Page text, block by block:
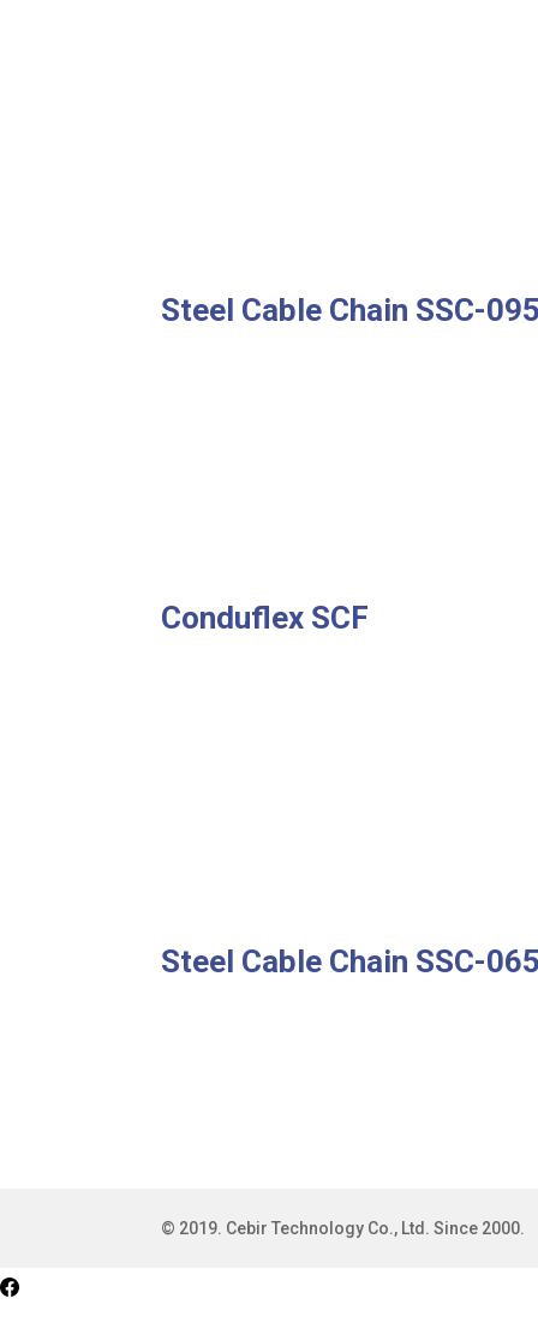
Steel Cable Chain SSC-
Conduflex SCF
Steel Cable Chain SSC-
© 2019. Cebir Technology Co., Ltd. Since 2000.